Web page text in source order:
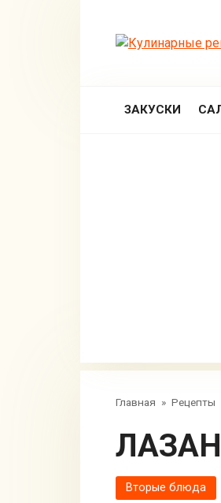
ЗАКУСКИ
Главная » Рецепты
Вторые блюда